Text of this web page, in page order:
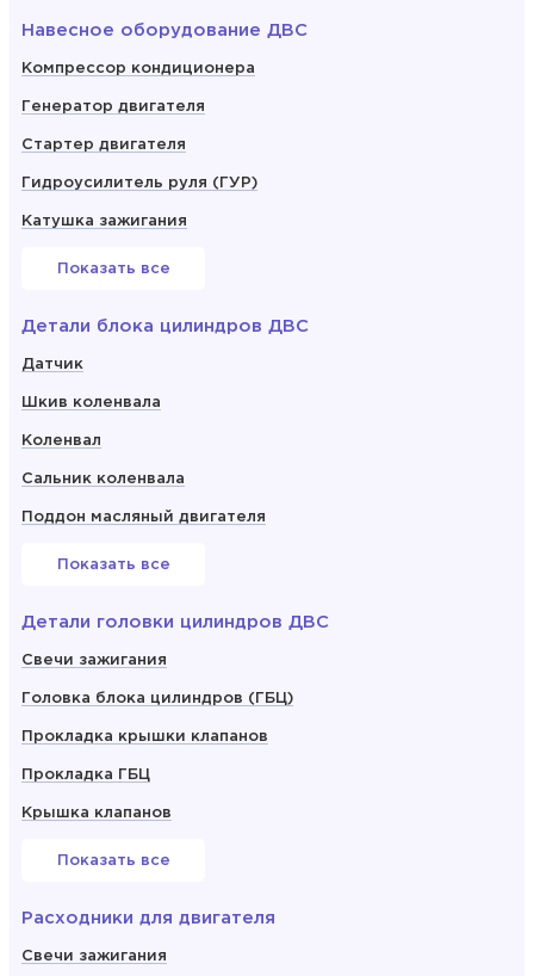
Навесное оборудование ДВС
Компрессор кондиционера
Генератор двигателя
Стартер двигателя
Гидроусилитель руля (ГУР)
Катушка зажигания
Показать все
Детали блока цилиндров ДВС
Датчик
Шкив коленвала
Коленвал
Сальник коленвала
Поддон масляный двигателя
Показать все
Детали головки цилиндров ДВС
Свечи зажигания
Головка блока цилиндров (ГБЦ)
Прокладка крышки клапанов
Прокладка ГБЦ
Крышка клапанов
Показать все
Расходники для двигателя
Свечи зажигания